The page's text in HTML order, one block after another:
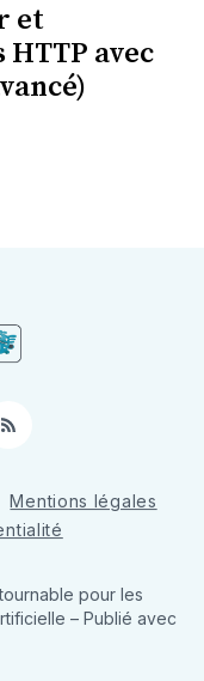
et
avec
RSS
Mentions légales
pour les
– Publié avec